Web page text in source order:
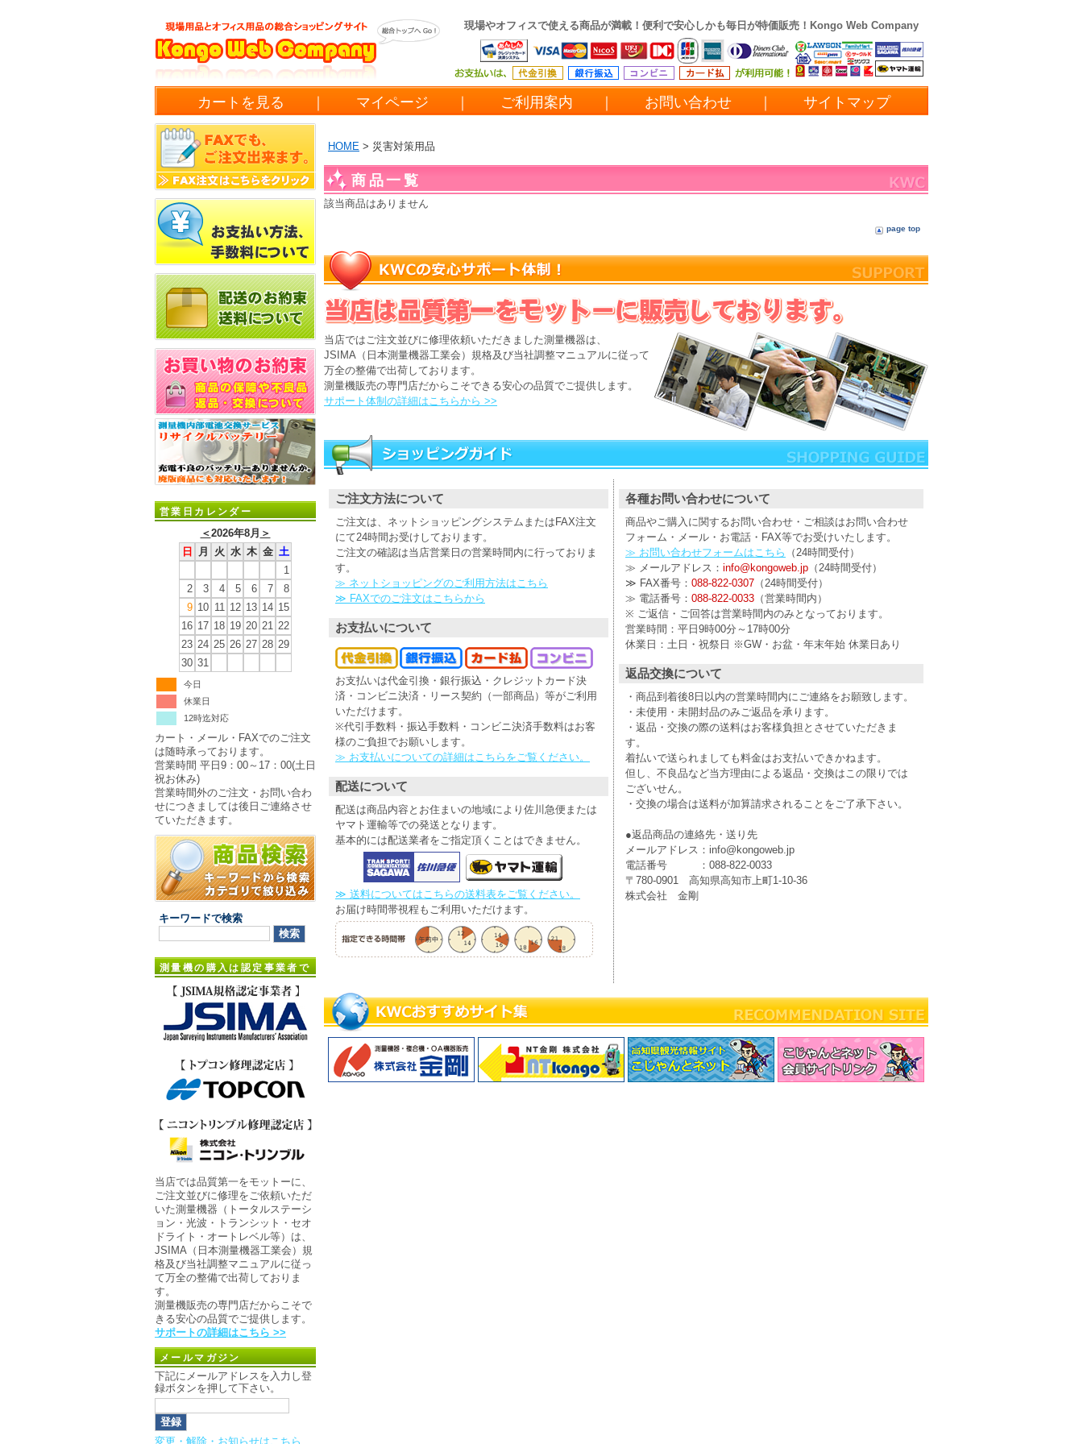
Kongo Web Company
現場やオフィスで使える商品が満載！便利で安心しかも毎日が特価販売！
カートを見る マイページ ご利用案内 お問い合わせ サイトマップ
営業日カレンダー
＜2026年8月 ＞
日
月 火 水 木 金 土
1
2
3 4 5 6 7
8
9 10 11 12 13 14 15
16 17 18 19 20 21 22
23 24 25 26 27 28 29
30 31
今日
休業日
12時迄対応
カート・メール・FAXでのご注文
は随時承っております。
営業時間 平日9：00～17：00(土日
祝お休み)
営業時間外のご注文・お問い合わ
せにつきましては後日ご連絡させ
ていただきます。
キーワードで検索
測量機の購入は認定事業者で
当店では品質第一をモットーに、
ご注文並びに修理をご依頼いただ
いた測量機器（トータルステーシ
ョン・光波・トランシット・セオ
ドライト・オートレベル等）は、
JSIMA（日本測量機器工業会）規
格及び当社調整マニュアルに従っ
て万全の整備で出荷しておりま
す。
測量機販売の専門店だからこそで
きる安心の品質でご提供します。
サポートの詳細はこちら >>
メールマガジン
下記にメールアドレスを入力し登
録ボタンを押して下さい。
変更・解除・お知らせはこちら
HOME > 災害対策用品
商品一覧
該当商品はありません
page top
当店ではご注文並びに修理依頼いただきました測量機器は、
JSIMA（日本測量機器工業会）規格及び当社調整マニュアルに従って
万全の整備で出荷しております。
測量機販売の専門店だからこそできる安心の品質でご提供します。
サポート体制の詳細はこちらから >>
ご注文方法について
ご注文は、ネットショッピングシステムまたはFAX注文
にて24時間お受けしております。
ご注文の確認は当店営業日の営業時間内に行っておりま
す。
≫ ネットショッピングのご利用方法はこちら
≫ FAXでのご注文はこちらから
お支払いについて
お支払いは代金引換・銀行振込・クレジットカード決
済・コンビニ決済・リース契約（一部商品）等がご利用
いただけます。
※代引手数料・振込手数料・コンビニ決済手数料はお客
様のご負担でお願いします。
≫ お支払いについての詳細はこちらをご覧ください。
配送について
配送は商品内容とお住まいの地域により佐川急便または
ヤマト運輸等での発送となります。
基本的には配送業者をご指定頂くことはできません。
≫ 送料についてはこちらの送料表をご覧ください。
お届け時間帯視程もご利用いただけます。
各種お問い合わせについて
商品やご購入に関するお問い合わせ・ご相談はお問い合わせ
フォーム・メール・お電話・FAX等でお受けいたします。
≫ お問い合わせフォームはこちら
（24時間受付）
≫ メールアドレス： info@kongoweb.jp （24時間受付）
≫ FAX番号： 088-822-0307 （24時間受付）
≫ 電話番号： 088-822-0033 （営業時間内）
※ ご返信・ご回答は営業時間内のみとなっております。
営業時間：平日9時00分～17時00分
休業日：土日・祝祭日 ※GW・お盆・年末年始 休業日あり
返品交換について
・商品到着後8日以内の営業時間内にご連絡をお願致します。
・未使用・未開封品のみご返品を承ります。
・返品・交換の際の送料はお客様負担とさせていただきま
す。
着払いで送られましても料金はお支払いできかねます。
但し、不良品など当方理由による返品・交換はこの限りでは
ございせん。
・交換の場合は送料が加算請求されることをご了承下さい。
●返品商品の連絡先・送り先
メールアドレス：info@kongoweb.jp
電話番号 ：088-822-0033
〒780-0901 高知県高知市上町1-10-36
株式会社 金剛